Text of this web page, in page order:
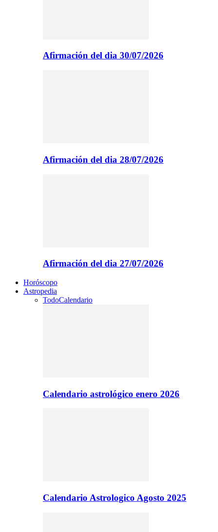
Afirmación del dia 30/07/2026
Afirmación del dia 28/07/2026
Afirmación del dia 27/07/2026
Horóscopo
Astropedia
TodoCalendario
Calendario astrológico enero 2026
Calendario Astrologico Agosto 2025